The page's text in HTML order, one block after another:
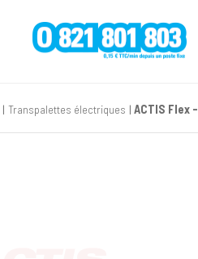
Transpalettes électriques ACTIS Flex